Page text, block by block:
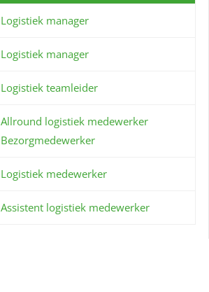
Logistiek manager
Logistiek manager
Logistiek teamleider
Allround logistiek medewerker
Bezorgmedewerker
Logistiek medewerker
Assistent logistiek medewerker